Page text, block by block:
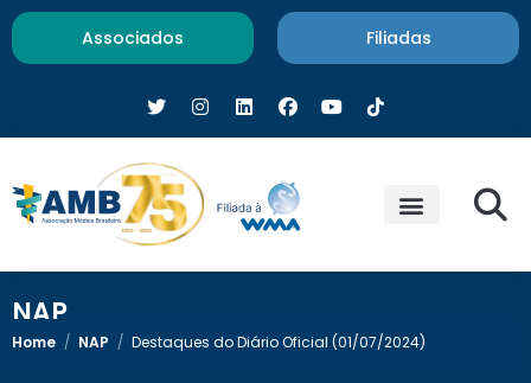
Associados Filiadas
NAP
Home / NAP / Destaques do Diário Oficial (01/07/2024)